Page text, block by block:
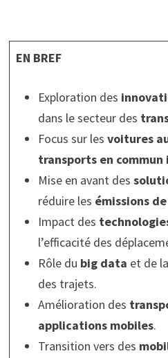
EN BREF
Exploration des
dans le secteur des
Focus sur les voitures
transports en
Mise en avant des
réduire les émissions de
Impact des
l’efficacité des
Rôle du big data et de la
des trajets.
Amélioration des
applications mobiles.
Transition vers des